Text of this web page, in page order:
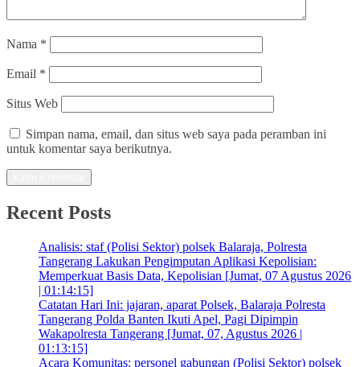
Nama *
Email *
Situs Web
Simpan nama, email, dan situs web saya pada peramban ini
untuk komentar saya berikutnya.
Recent Posts
Analisis: staf (Polisi Sektor) polsek Balaraja, Polresta
Tangerang Lakukan Pengimputan Aplikasi Kepolisian:
Memperkuat Basis Data, Kepolisian [Jumat, 07 Agustus 2026
| 01:14:15]
Catatan Hari Ini: jajaran, aparat Polsek, Balaraja Polresta
Tangerang Polda Banten Ikuti Apel, Pagi Dipimpin
Wakapolresta Tangerang [Jumat, 07, Agustus 2026 |
01:13:15]
Acara Komunitas: personel gabungan (Polisi Sektor) polsek